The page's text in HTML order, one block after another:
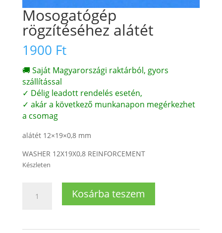
Mosogatógép
rögzítéséhez alátét
1900 Ft
🚚 Saját Magyarországi raktárból, gyors
szállítással
✓ Délig leadott rendelés esetén,
✓ akár a következő munkanapon megérkezhet
a csomag
alátét 12×19×0,8 mm
WASHER 12X19X0,8 REINFORCEMENT
Készleten
rögzítéséhez
Kosárba teszem